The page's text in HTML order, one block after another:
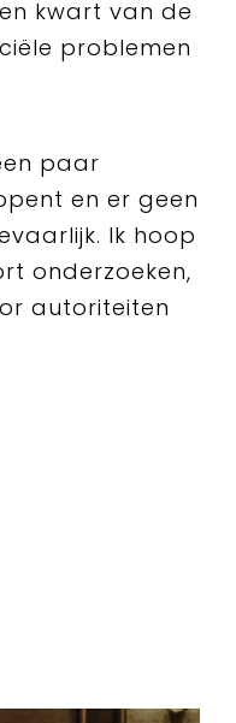
kwart van de
problemen
paar
en er geen
Ik hoop
onderzoeken,
autoriteiten